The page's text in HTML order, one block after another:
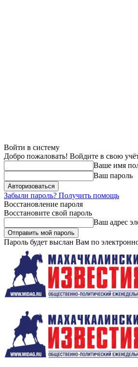
Войти в систему
Добро пожаловать! Войдите в свою
Ваше имя
Ваш пароль
Забыли пароль? Получить помощь
Восстановление пароля
Восстановите свой пароль
Ваш адрес
Пароль будет выслан Вам по